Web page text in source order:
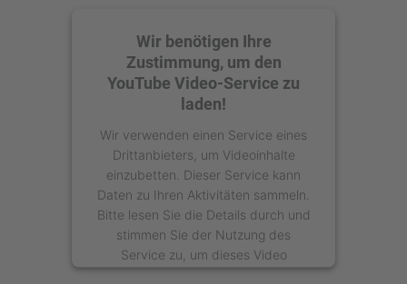
Wir benötigen Ihre
Zustimmung, um den
YouTube Video-Service zu
laden!
Wir verwenden einen Service eines
Drittanbieters, um Videoinhalte
einzubetten. Dieser Service kann
Daten zu Ihren Aktivitäten sammeln.
Bitte lesen Sie die Details durch und
stimmen Sie der Nutzung des
Service zu, um dieses Video
anzusehen.